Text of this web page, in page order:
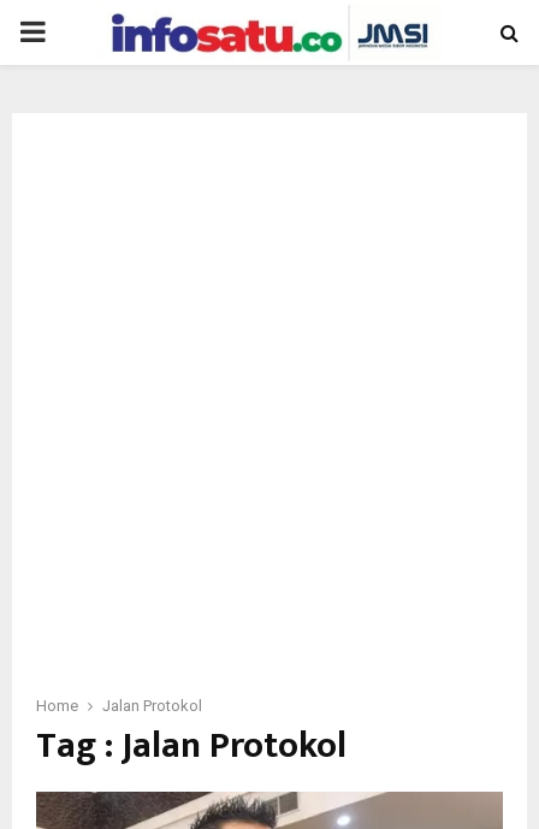
PRIMARY
Home Jalan Protokol
Tag : Jalan Protokol